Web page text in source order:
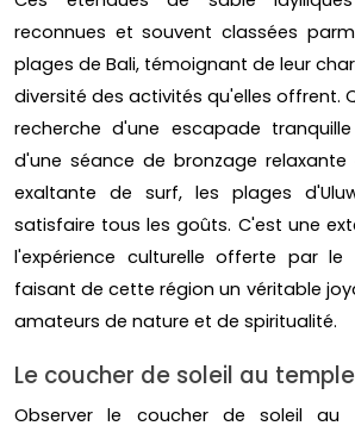
reconnues et souvent classées
plages de Bali, témoignant de leur
diversité des activités qu'elles offrent.
recherche d'une escapade
d'une séance de bronzage
exaltante de surf, les plages
satisfaire tous les goûts. C'est une
l'expérience culturelle offerte par le
faisant de cette région un véritable
amateurs de nature et de spiritualité.
Le coucher de soleil au
Observer le coucher de soleil au